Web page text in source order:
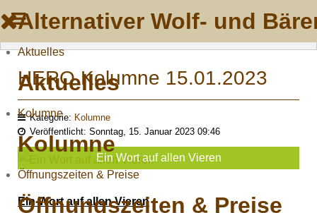
Alternativer Wolf- und
Aktuelles
Aktuelles
Kolumne
Kolumne
Öffnungszeiten & Preise
Öffnungszeiten & Preise
HERO Kolumne 15.01.2023
Kategorie: Kolumne
Veröffentlicht: Sonntag, 15. Januar 2023 09:46
Ein Wort auf allen Vieren
Ein Wort auf allen Vieren